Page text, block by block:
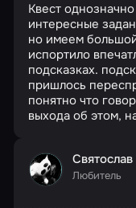
Квест
интересные
но имеем
испортило
подсказках.
пришлось
понятно что
выхода об этом,
Любитель